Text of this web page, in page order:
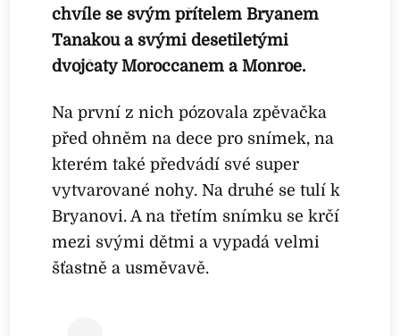
chvíle se svým přítelem Bryanem
Tanakou a svými desetiletými
dvojčaty Moroccanem a Monroe.
Na první z nich pózovala zpěvačka
před ohněm na dece pro snímek, na
kterém také předvádí své super
vytvarované nohy. Na druhé se tulí k
Bryanovi. A na třetím snímku se krčí
mezi svými dětmi a vypadá velmi
šťastně a usměvavě.